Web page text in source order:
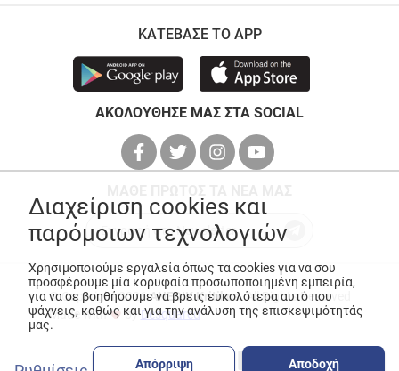
ΚΑΤΕΒΑΣΕ ΤΟ APP
ΑΚΟΛΟΥΘΗΣΕ ΜΑΣ ΣΤΑ SOCIAL
© Copyright 2026ANEDIK Kritikos. All Rights Reserved
Made with
byDesquared
Διαχείριση cookies και
παρόμοιων τεχνολογιών
Χρησιμοποιούμε εργαλεία όπως τα cookies για να σου
προσφέρουμε μία κορυφαία προσωποποιημένη εμπειρία,
για να σε βοηθήσουμε να βρεις ευκολότερα αυτό που
ψάχνεις, καθώς και για την ανάλυση της επισκεψιμότητάς
μας.
Απόρριψη Αποδοχή